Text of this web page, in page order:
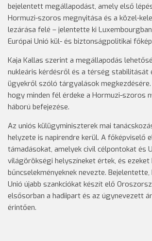
bejelentett megállapodást, amely első
Hormuzi-szoros megnyitása és a közel-
lezárása felé – jelentette ki
Európai Unió kül- és biztonságpolitikai
Kaja Kallas szerint a megállapodás
nukleáris kérdésről és a térség stabilitását
ügyekről szóló tárgyalások
hogy minden fél érdeke a Hormuzi-szoros
háború befejezése.
Az uniós külügyminiszterek mai
helyzete is napirendre kerül. A főképviselő
támadásokat, amelyek civil célpontokat és
világörökségi helyszíneket értek, és ezeket
bűncselekményeknek nevezte.
Unió újabb szankciókat készít elő
elsősorban a hadiipart és az úgynevezett
érintően.